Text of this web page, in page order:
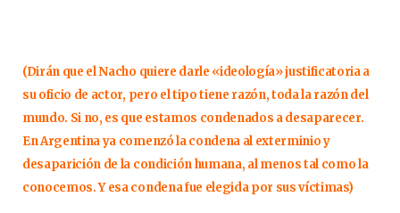
(Dirán que el Nacho quiere darle «ideología» justificatoria a
su oficio de actor, pero el tipo tiene razón, toda la razón del
mundo. Si no, es que estamos condenados a desaparecer.
En Argentina ya comenzó la condena al exterminio y
desaparición de la condición humana, al menos tal como la
conocemos. Y esa condena fue elegida por sus víctimas)